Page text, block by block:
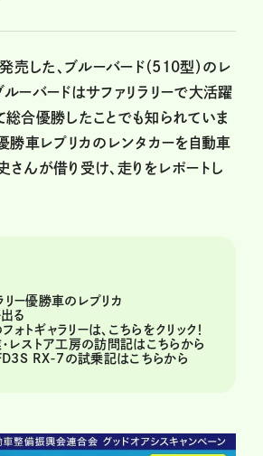
した、ブルーバード（510型）のレ
ルーバードはサファリラリーで大活躍
総合優勝したことでも知られていま
優勝車レプリカのレンタカーを自動車
さんが借り受け、走りをレポートし
リー優勝車のレプリカ
る
ォトギャラリーは、こちらをクリック！
レストア工房の訪問記はこちらから
RX-7の試乗記はこちらから